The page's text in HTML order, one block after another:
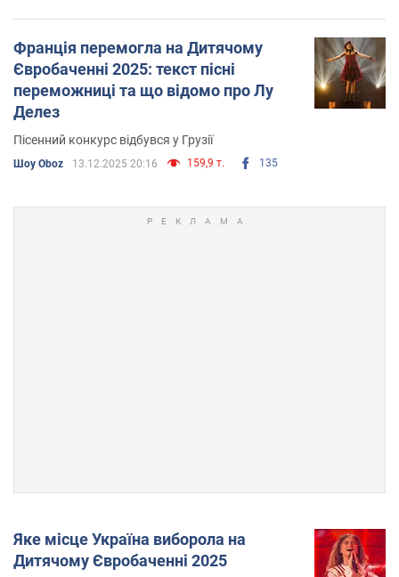
Франція перемогла на Дитячому
Євробаченні 2025: текст пісні
переможниці та що відомо про Лу
Делез
Пісенний конкурс відбувся у Грузії
Шоу Oboz 13.12.2025 20:16 159,9 т. 135
Яке місце Україна виборола на
Дитячому Євробаченні 2025